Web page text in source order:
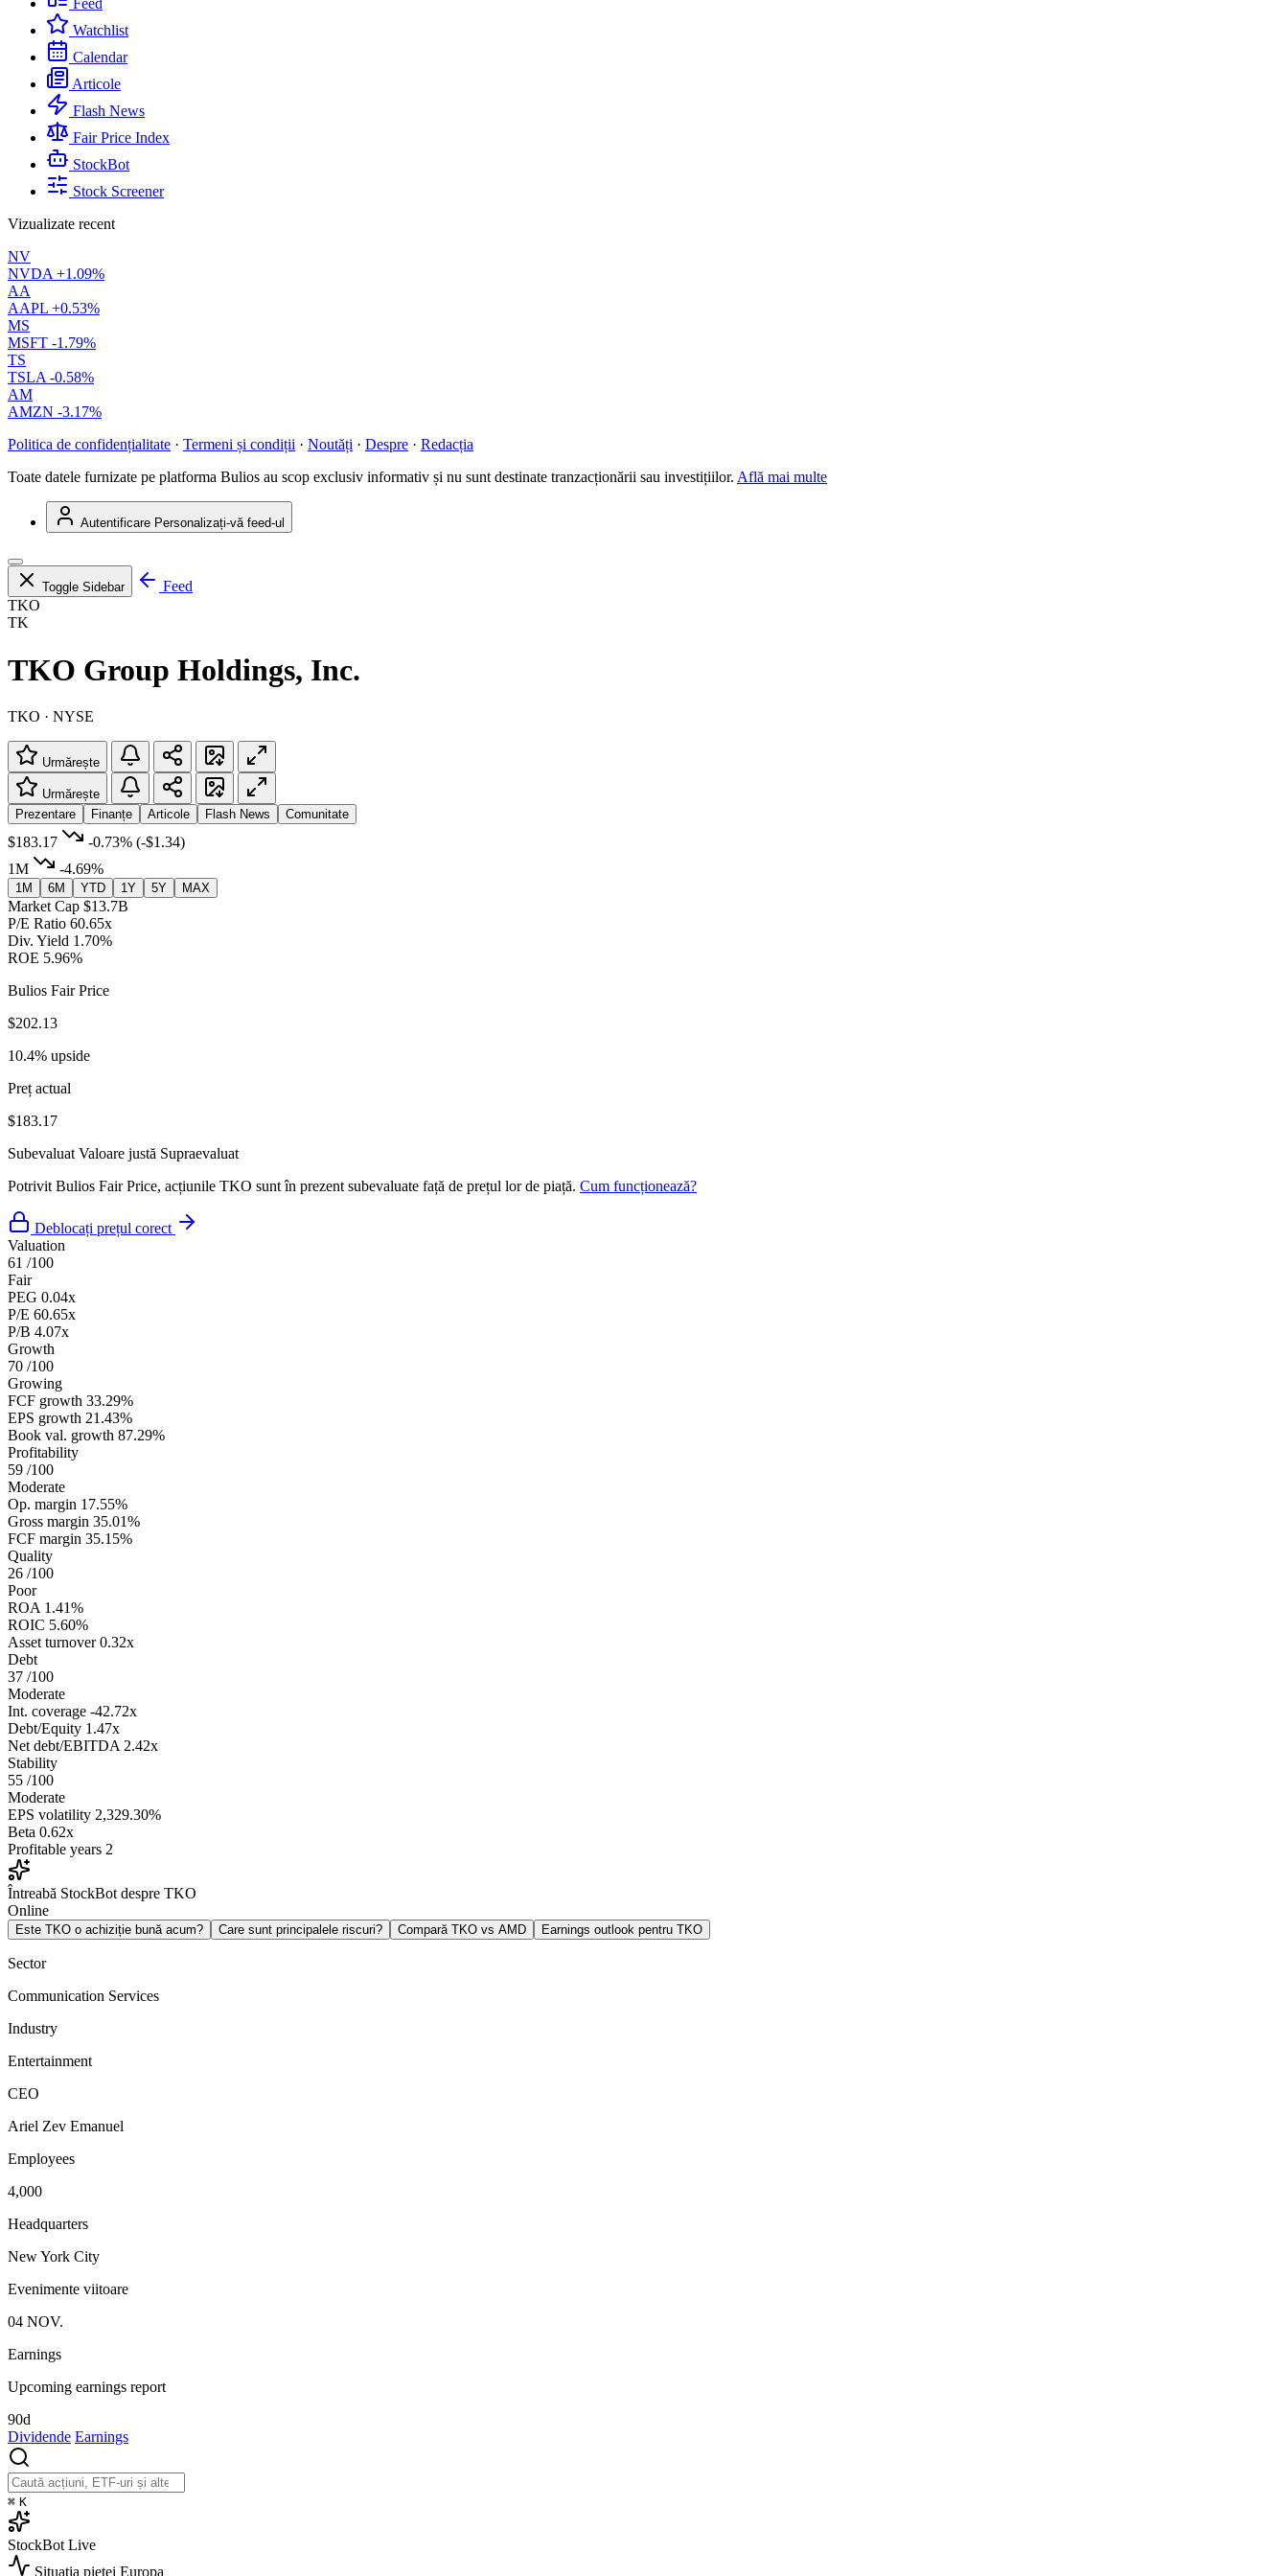
Feed
Watchlist
Calendar
Articole
Flash News
Fair Price Index
StockBot
Stock Screener
Vizualizate recent
NV
NVDA +1.09%
AA
AAPL +0.53%
MS
MSFT -1.79%
TS
TSLA -0.58%
AM
AMZN -3.17%
Politica de confidențialitate · Termeni și condiții · Noutăți · Despre · Redacția
Toate datele furnizate pe platforma Bulios au scop exclusiv informativ și nu sunt destinate tranzacționării sau investițiilor. Află mai multe
Autentificare Personalizați-vă feed-ul
Toggle Sidebar
Feed
TKO
TK
TKO Group Holdings, Inc.
TKO · NYSE
Urmărește
Urmărește
Prezentare
Finanțe Articole Flash News Comunitate
$183.17 -0.73% (-$1.34)
1M
-4.69%
1M 6M YTD 1Y 5Y MAX
Market Cap $13.7B
P/E Ratio 60.65x
Div. Yield 1.70%
ROE 5.96%
Bulios Fair Price
$202.13
10.4% upside
Preț actual
$183.17
Subevaluat Valoare justă Supraevaluat
Potrivit Bulios Fair Price, acțiunile TKO sunt în prezent subevaluate față de prețul lor de piață. Cum funcționează?
Deblocați prețul corect
Valuation
61 /100
Fair
PEG 0.04x
P/E 60.65x
P/B 4.07x
Growth
70 /100
Growing
FCF growth 33.29%
EPS growth 21.43%
Book val. growth 87.29%
Profitability
59 /100
Moderate
Op. margin 17.55%
Gross margin 35.01%
FCF margin 35.15%
Quality
26 /100
Poor
ROA 1.41%
ROIC 5.60%
Asset turnover 0.32x
Debt
37 /100
Moderate
Int. coverage -42.72x
Debt/Equity 1.47x
Net debt/EBITDA 2.42x
Stability
55 /100
Moderate
EPS volatility 2,329.30%
Beta 0.62x
Profitable years 2
Întreabă StockBot despre TKO
Online
Este TKO o achiziție bună acum? Care sunt principalele riscuri? Compară TKO vs AMD Earnings outlook pentru TKO
Sector
Communication Services
Industry
Entertainment
CEO
Ariel Zev Emanuel
Employees
4,000
Headquarters
New York City
Evenimente viitoare
04 NOV.
Earnings
Upcoming earnings report
90d
Dividende Earnings
⌘ K
StockBot Live
Situația pieței Europa